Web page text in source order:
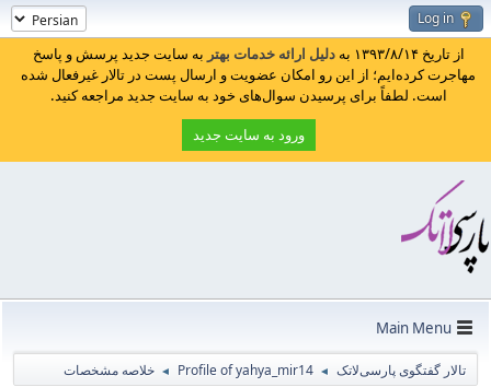
Log in
از تاریخ ۱۳۹۳/۸/۱۴ به دلیل ارائه خدمات بهتر به سایت جدید پرسش و پاسخ
مهاجرت کرده‌ایم؛ از این رو امکان عضویت و ارسال پست در تالار غیرفعال شده
است. لطفاً برای پرسیدن سوال‌های خود به سایت جدید مراجعه کنید.
ورود به سایت جدید
Main Menu
تالار گفتگوی پارسی‌لاتک ◄
Profile of yahya_mir14
◄ خلاصه مشخصات